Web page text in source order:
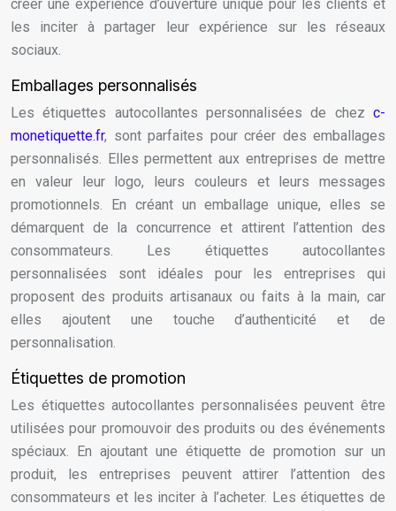
créer une expérience d’ouverture unique pour les clients et
les inciter à partager leur expérience sur les réseaux
sociaux.
Emballages personnalisés
Les étiquettes autocollantes personnalisées de chez c-
monetiquette.fr, sont parfaites pour créer des emballages
personnalisés. Elles permettent aux entreprises de mettre
en valeur leur logo, leurs couleurs et leurs messages
promotionnels. En créant un emballage unique, elles se
démarquent de la concurrence et attirent l’attention des
consommateurs. Les étiquettes autocollantes
personnalisées sont idéales pour les entreprises qui
proposent des produits artisanaux ou faits à la main, car
elles ajoutent une touche d’authenticité et de
personnalisation.
Étiquettes de promotion
Les étiquettes autocollantes personnalisées peuvent être
utilisées pour promouvoir des produits ou des événements
spéciaux. En ajoutant une étiquette de promotion sur un
produit, les entreprises peuvent attirer l’attention des
consommateurs et les inciter à l’acheter. Les étiquettes de